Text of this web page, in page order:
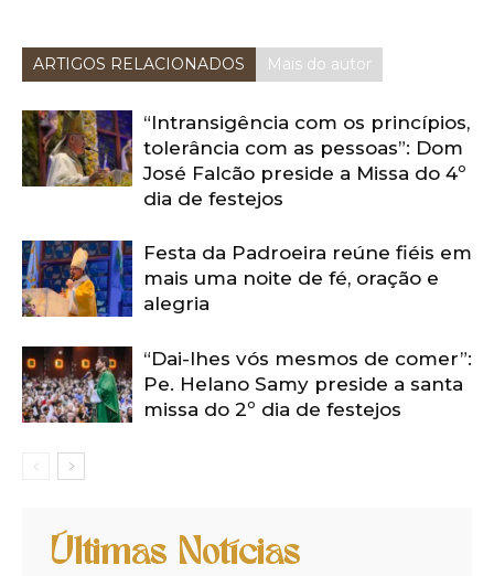
ARTIGOS RELACIONADOS Mais do autor
“Intransigência com os princípios,
tolerância com as pessoas”: Dom
José Falcão preside a Missa do 4º
dia de festejos
Festa da Padroeira reúne fiéis em
mais uma noite de fé, oração e
alegria
“Dai-lhes vós mesmos de comer”:
Pe. Helano Samy preside a santa
missa do 2º dia de festejos
Últimas Notícias